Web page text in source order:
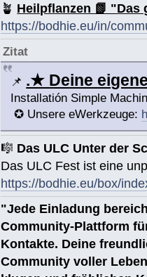
🪴 Heilpflanzen 📗
https://bodhie.eu/in/
Zitat
📌 .★ Deine
Installatión Simple
✪ Unsere eWerkzeuge:
🎼 Das ULC Unter der
Das ULC Fest ist eine
https://bodhie.eu/box/
"Jede Einladung
Community-Plattform
Kontakte. Deine
Community voller